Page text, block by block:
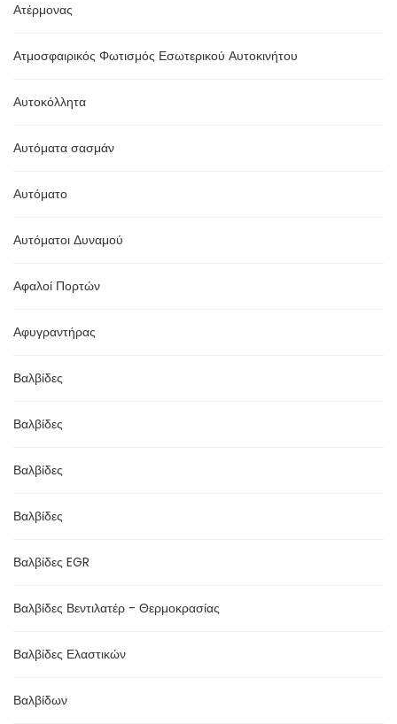
Ατέρμονας
Ατμοσφαιρικός Φωτισμός Εσωτερικού Αυτοκινήτου
Αυτοκόλλητα
Αυτόματα σασμάν
Αυτόματο
Αυτόματοι Δυναμού
Αφαλοί Πορτών
Αφυγραντήρας
Βαλβίδες
Βαλβίδες
Βαλβίδες
Βαλβίδες
Βαλβίδες EGR
Βαλβίδες Βεντιλατέρ - Θερμοκρασίας
Βαλβίδες Ελαστικών
Βαλβίδων